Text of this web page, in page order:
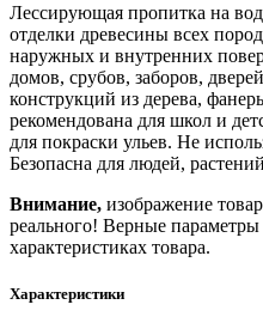
Лессирующая пропитка на
отделки древесины всех
наружных и внутренних
домов, срубов, заборов,
конструкций из дерева,
рекомендована для школ и
для покраски ульев. Не
Безопасна для людей,
Внимание, изображение
реального! Верные
характеристиках товара.
Характеристики